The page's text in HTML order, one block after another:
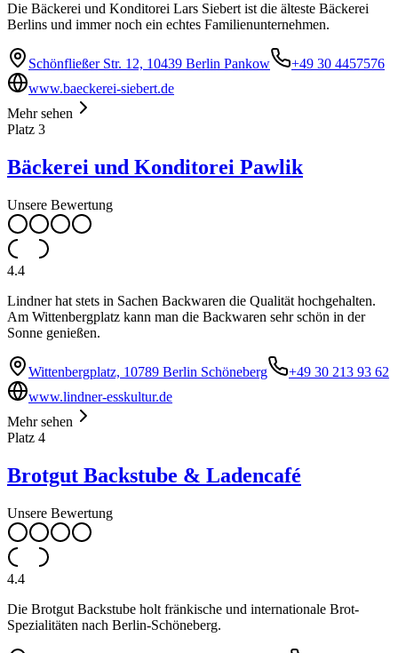
Die Bäckerei und Konditorei Lars Siebert ist die älteste Bäckerei
Berlins und immer noch ein echtes Familienunternehmen.
Schönfließer Str. 12, 10439 Berlin Pankow
+49 30 4457576
www.baeckerei-siebert.de
Mehr sehen
Platz 3
Bäckerei und Konditorei Pawlik
Unsere Bewertung
4.4
Lindner hat stets in Sachen Backwaren die Qualität hochgehalten.
Am Wittenbergplatz kann man die Backwaren sehr schön in der
Sonne genießen.
Wittenbergplatz, 10789 Berlin Schöneberg
+49 30 213 93 62
www.lindner-esskultur.de
Mehr sehen
Platz 4
Brotgut Backstube & Ladencafé
Unsere Bewertung
4.4
Die Brotgut Backstube holt fränkische und internationale Brot-
Spezialitäten nach Berlin-Schöneberg.